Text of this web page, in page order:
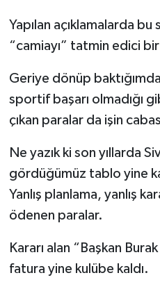
Yapılan açıklamalarda bu
“camiayı” tatmin edici
Geriye dönüp
sportif başarı olmadığı
çıkan paralar da işin
Ne yazık ki son yıllarda
gördüğümüz tablo yine
Yanlış planlama, yanlış
ödenen paralar.
Kararı alan “Başkan
fatura yine kulübe kaldı.